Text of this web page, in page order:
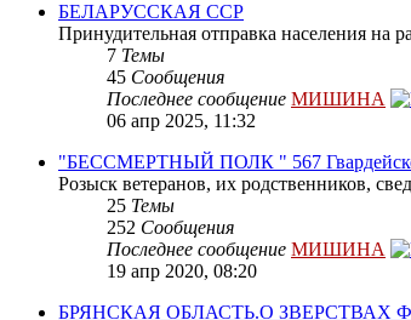
БЕЛАРУССКАЯ ССР
Принудительная отправка населения
7 Темы
45 Сообщения
Последнее сообщение МИШИНА
06 апр 2025, 11:32
"БЕССМЕРТНЫЙ ПОЛК " 567
Розыск ветеранов, их родственников,
25 Темы
252 Сообщения
Последнее сообщение МИШИНА
19 апр 2020, 08:20
БРЯНСКАЯ ОБЛАСТЬ.О ЗВЕРСТВАХ